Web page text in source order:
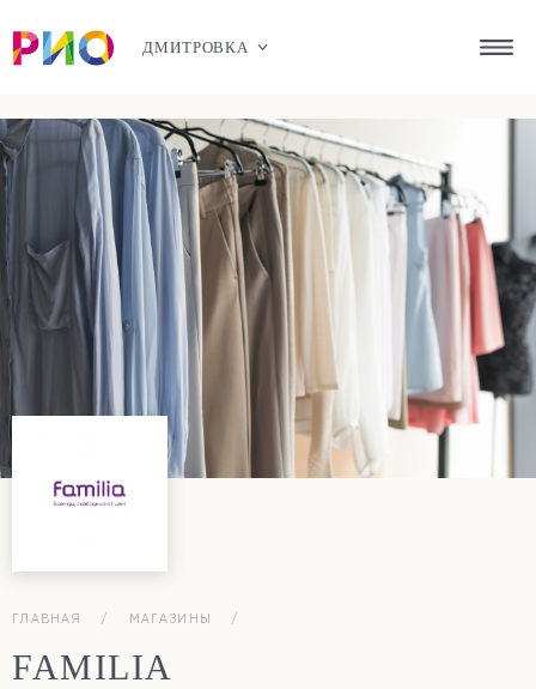
ДМИТРОВКА
ГЛАВНАЯ МАГАЗИНЫ
FAMILIA